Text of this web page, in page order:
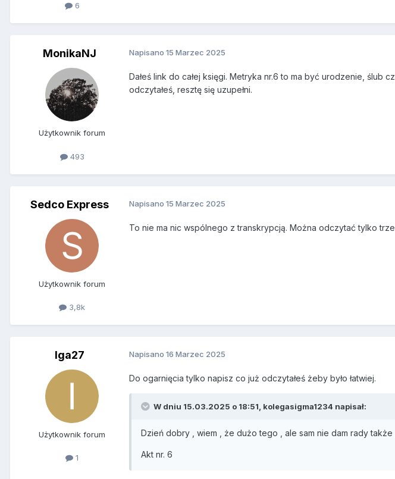
6
MonikaNJ
Użytkownik forum
493
Napisano 15 Marzec 2025
Dałeś link do całej księgi. Metryka nr.6 to ma być urodzenie, ślub
odczytałeś, resztę się uzupełni.
Sedco Express
Użytkownik forum
3,8k
Napisano 15 Marzec 2025
To nie ma nic wspólnego z transkrypcją. Można odczytać tylko
Iga27
Użytkownik forum
1
Napisano 16 Marzec 2025
Do ogarnięcia tylko napisz co już odczytałeś żeby było łatwiej.
W dniu 15.03.2025 o 18:51, kolegasigma1234 napisał:
Dzień dobry , wiem , że dużo tego , ale sam nie dam rady
Akt nr. 6